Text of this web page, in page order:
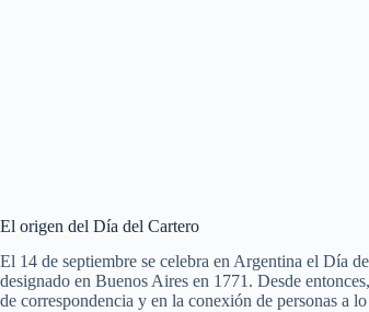
El origen del Día del Cartero
El 14 de septiembre se celebra en Argentina el Día
designado en Buenos Aires en 1771. Desde
de correspondencia y en la conexión de personas a